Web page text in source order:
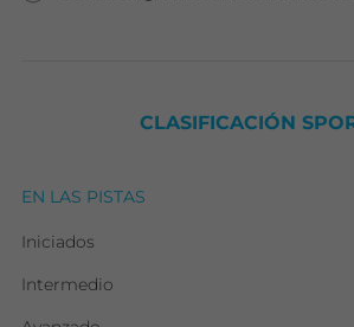
CLASIFICACIÓN
EN LAS PISTAS
Iniciados
Intermedio